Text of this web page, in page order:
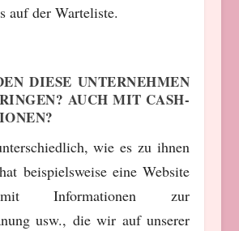
auf der Warteliste.
DIESE UNTERNEHMEN
AUCH MIT CASH-
wie es zu ihnen
beispielsweise eine Website
Informationen zur
usw., die wir auf unserer